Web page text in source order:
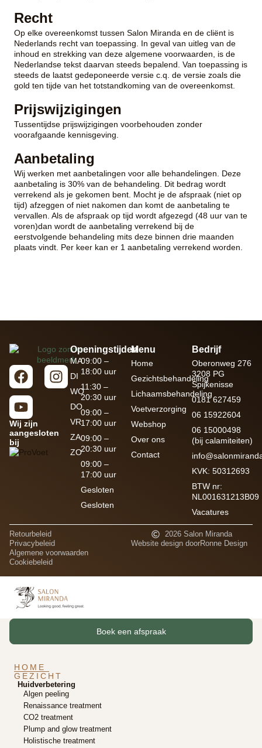
Recht
Op elke overeenkomst tussen Salon Miranda en de cliënt is
Nederlands recht van toepassing. In geval van uitleg van de
inhoud en strekking van deze algemene voorwaarden, is de
Nederlandse tekst daarvan steeds bepalend. Van toepassing is
steeds de laatst gedeponeerde versie c.q. de versie zoals die
gold ten tijde van het totstandkoming van de overeenkomst.
Prijswijzigingen
Tussentijdse prijswijzigingen voorbehouden zonder
voorafgaande kennisgeving.
Aanbetaling
Wij werken met aanbetalingen voor alle behandelingen. Deze
aanbetaling is 30% van de behandeling. Dit bedrag wordt
verrekend als je gekomen bent. Mocht je de afspraak (niet op
tijd) afzeggen of niet nakomen dan komt de aanbetaling te
vervallen. Als de afspraak op tijd wordt afgezegd (48 uur van te
voren)dan wordt de aanbetaling verrekend bij de
eerstvolgende behandeling mits deze binnen drie maanden
plaats vindt. Per keer kan er 1 aanbetaling verrekend worden.
Wij zijn
aangesloten
bij
Openingstijden
MA
DI
WO
DO
VR
ZA
ZO
09:00 –
18:00 uur
11:30 –
20:30 uur
09:00 –
17:00 uur
09:00 –
20:30 uur
09:00 –
17:00 uur
Gesloten
Gesloten
Menu
Home
Gezichtsbehandeling
Lichaamsbehandeling
Voetverzorging
Webshop
Over ons
Contact
Bedrijf
Oberonweg 276
3208 PG
Spijkenisse
0181 627459
06 15922604
06 15000498
(bij calamiteiten)
KVK: 50312693
BTW nr:
NL001631213B09
Vacatures
2026 Salon Miranda
Website design doorRonne Design
Retourbeleid
Privacybeleid
Algemene voorwaarden
Cookiebeleid
Boek een afspraak
HOME
GEZICHT
Huidverbetering
Algen peeling
Renaissance treatment
CO2 treatment
Plump and glow treatment
Holistische treatment